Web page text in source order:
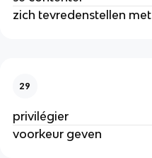
zich tevredenstellen met
29
privilégier
voorkeur geven